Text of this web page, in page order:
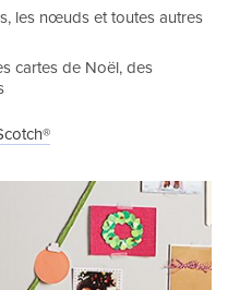
les nœuds et toutes autres
cartes de Noël, des